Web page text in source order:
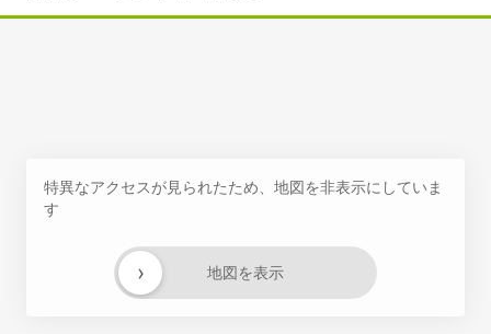
特異なアクセスが見られたため、地図を非表示にしていま
す
地図を表示
›